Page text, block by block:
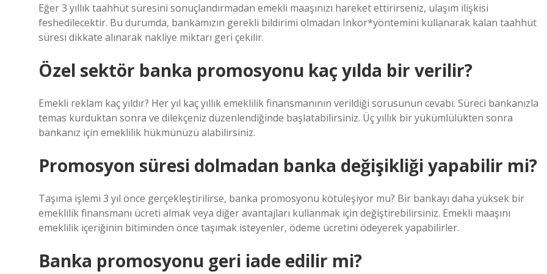
Eğer 3 yıllık taahhüt süresini sonuçlandırmadan emekli maaşınızı hareket ettirirseniz, ulaşım ilişkisi
feshedilecektir. Bu durumda, bankamızın gerekli bildirimi olmadan Inkor*yöntemini kullanarak kalan taahhüt
süresi dikkate alınarak nakliye miktarı geri çekilir.
Özel sektör banka promosyonu kaç yılda bir verilir?
Emekli reklam kaç yıldır? Her yıl kaç yıllık emeklilik finansmanının verildiği sorusunun cevabı. Süreci bankanızla
temas kurduktan sonra ve dilekçeniz düzenlendiğinde başlatabilirsiniz. Üç yıllık bir yükümlülükten sonra
bankanız için emeklilik hükmünüzü alabilirsiniz.
Promosyon süresi dolmadan banka değişikliği yapabilir mi?
Taşıma işlemi 3 yıl önce gerçekleştirilirse, banka promosyonu kötüleşiyor mu? Bir bankayı daha yüksek bir
emeklilik finansmanı ücreti almak veya diğer avantajları kullanmak için değiştirebilirsiniz. Emekli maaşını
emeklilik içeriğinin bitiminden önce taşımak isteyenler, ödeme ücretini ödeyerek yapabilirler.
Banka promosyonu geri iade edilir mi?